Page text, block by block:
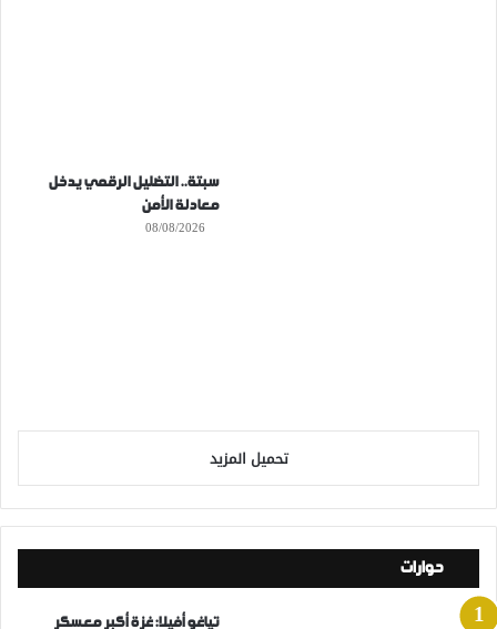
سبتة.. التضليل الرقمي يدخل
معادلة الأمن
08/08/2026
تحميل المزيد
حوارات
تياغو أفيلا: غزة أكبر معسكر